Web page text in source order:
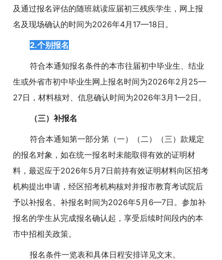
及通过报名评估的随班就读应届初三残疾学生，网上报
名及现场确认的时间为2026年4月17—18日。
2.个别报名
符合本通知报名条件的本市往届初中毕业生、结业
生或外省市初中毕业生网上报名时间为2026年2月25—
27日，材料核对、信息确认时间为2026年3月1—2日。
（三）补报名
符合本通知第一部分第（一）（二）（三）款规定
的报名对象，如在统一报名时未能取得有效的证明材
料，最迟应于2026年5月7日前持有效证明材料向区招考
机构提出申请，经区招考机构核对并报市教育考试院后
予以补报名。补报名时间为2026年5月6—7日。参加补
报名的学生从完成报名确认起，享受后续时间段内的本
市中招相关政策。
报名条件一览表和具体日程安排详见文末。